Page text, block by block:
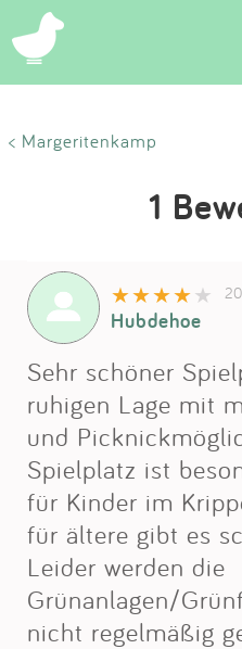
< Margeritenkamp
1
Hubdehoe
Sehr schöner
ruhigen Lage mit
und
Spielplatz ist
für Kinder im
für ältere gibt es
Leider werden die
Grünanlagen/
nicht regelmäßig